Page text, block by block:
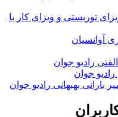
و ویزای کار با
جوان
رادیو جوان